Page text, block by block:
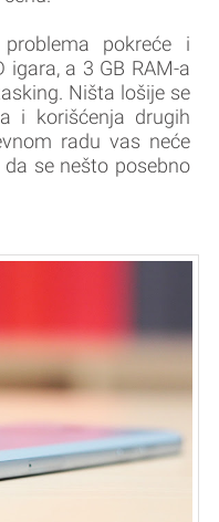
pokreće i
a 3 GB RAM-a
Ništa lošije se
i korišćenja drugih
radu vas neće
se nešto posebno